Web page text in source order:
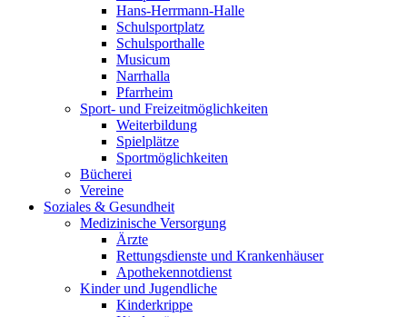
Hans-Herrmann-Halle
Schulsportplatz
Schulsporthalle
Musicum
Narrhalla
Pfarrheim
Sport- und Freizeitmöglichkeiten
Weiterbildung
Spielplätze
Sportmöglichkeiten
Bücherei
Vereine
Soziales & Gesundheit
Medizinische Versorgung
Ärzte
Rettungsdienste und Krankenhäuser
Apothekennotdienst
Kinder und Jugendliche
Kinderkrippe